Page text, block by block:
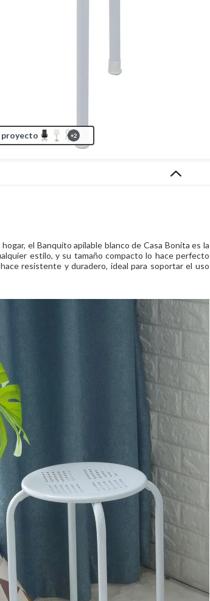
+2
el Banquito apilable blanco de Casa Bonita es la
estilo, y su tamaño compacto lo hace perfecto
resistente y duradero, ideal para soportar el uso